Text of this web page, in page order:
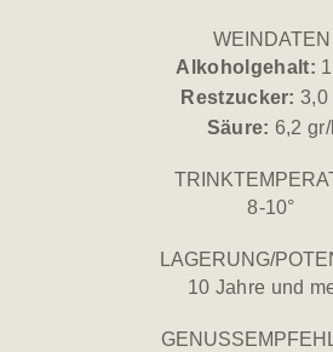
WEINDATEN
Alkoholgehalt:
Restzucker: 3,0
Säure: 6,2 gr/l
8-10°
LAGERUNG/
10 Jahre und